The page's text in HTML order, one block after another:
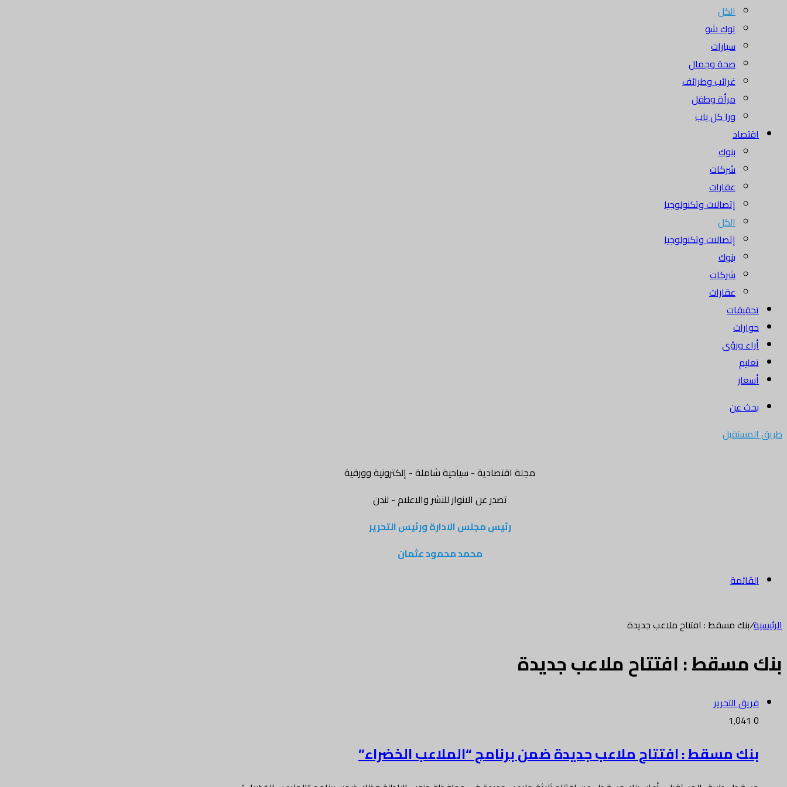
الكل
توك شو
سيارات
صحة وجمال
غرائب وطرائف
مرأة وطفل
ورا كل باب
اقتصاد
بنوك
شركات
عقارات
إتصالات وتكنولوجيا
الكل
إتصالات وتكنولوجيا
بنوك
شركات
عقارات
تحقيقات
حوارات
أراء ورؤى
تعليم
أسعار
بحث عن
طريق المستقبل
مجلة اقتصادية - سياحية شاملة - إلكترونية وورقية
تصدر عن الانوار للنشر والاعلام - لندن
رئيس مجلس الادارة ورئيس التحرير
محمد محمود عثمان
القائمة
الرئيسية/بنك مسقط : افتتاح ملاعب جديدة
بنك مسقط : افتتاح ملاعب جديدة
فريق التحرير
0
بنك مسقط : افتتاح ملاعب جديدة ضمن برنامج “الملاعب الخضراء”